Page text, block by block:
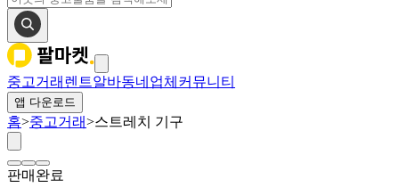
중고거래 렌트알바동네업체 커뮤니티
앱 다운로드
홈>중고거래>스트레치 기구
판매완료